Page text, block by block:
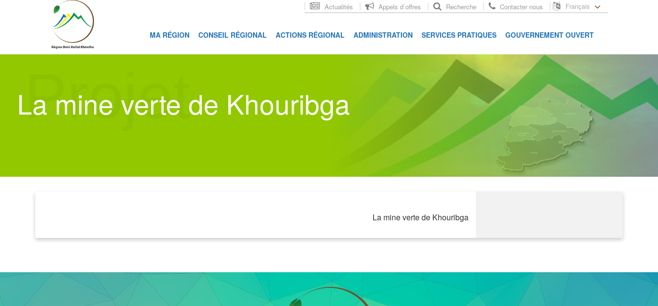
Actualités Appels d`offres Recherche Contacter nous Français
MA RÉGION CONSEIL RÉGIONAL ACTIONS RÉGIONAL ADMINISTRATION SERVICES PRATIQUES GOUVERNEMENT OUVERT
Projet
La mine verte de Khouribga
La mine verte de Khouribga